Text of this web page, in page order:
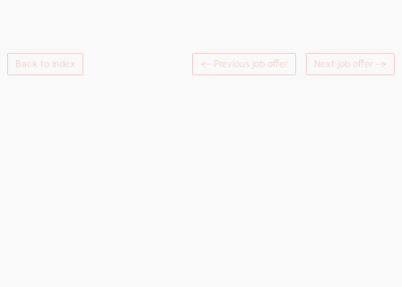
Back to index ← Previous job offer Next job offer →